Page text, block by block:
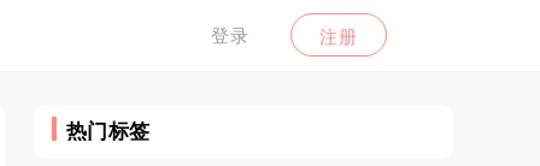
登录 注册
热门标签